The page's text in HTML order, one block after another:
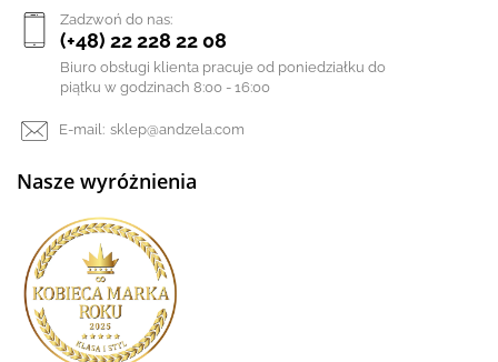
Zadzwoń do nas:
(+48) 22 228 22 08
Biuro obsługi klienta pracuje od poniedziałku do
piątku w godzinach 8:00 - 16:00
E-mail: sklep@andzela.com
Nasze wyróżnienia